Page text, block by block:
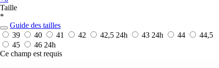
Taille
*
Guide des tailles
39
40 41 42 42,5 24h 43 24h 44
44,5
45
46 24h
Ce champ est requis